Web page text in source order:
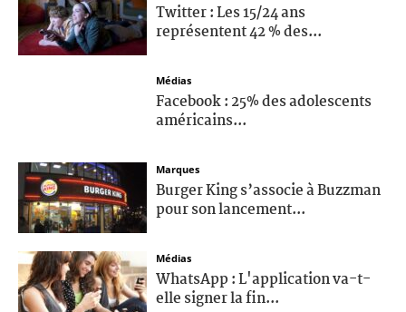
Twitter : Les 15/24 ans
représentent 42 % des...
Médias
Facebook : 25% des adolescents
américains...
Marques
Burger King s’associe à Buzzman
pour son lancement...
Médias
WhatsApp : L'application va-t-
elle signer la fin...